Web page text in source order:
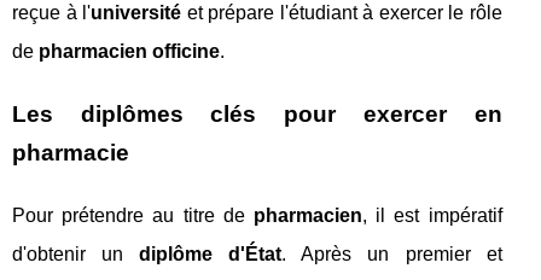
reçue à l'université et prépare l'étudiant à exercer le rôle
de pharmacien officine.
Les diplômes clés pour exercer en
pharmacie
Pour prétendre au titre de pharmacien, il est impératif
d'obtenir undiplôme d'État. Après un premier et